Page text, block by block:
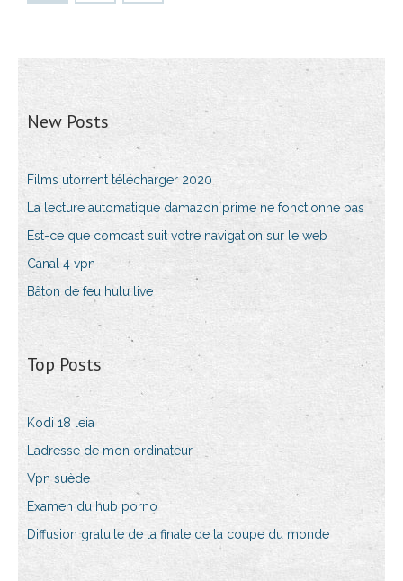
New Posts
Films utorrent télécharger 2020
La lecture automatique damazon prime ne fonctionne pas
Est-ce que comcast suit votre navigation sur le web
Canal 4 vpn
Bâton de feu hulu live
Top Posts
Kodi 18 leia
Ladresse de mon ordinateur
Vpn suède
Examen du hub porno
Diffusion gratuite de la finale de la coupe du monde